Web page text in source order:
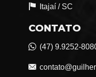
Itajaí / SC
CONTATO
(47) 9.9252-